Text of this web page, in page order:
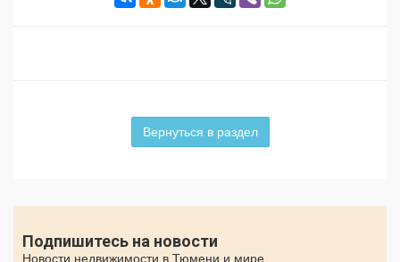
Вернуться в раздел
Подпишитесь на новости
Новости недвижимости в Тюмени и мире